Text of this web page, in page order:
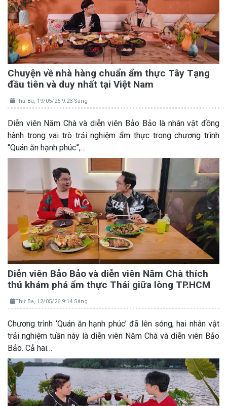
Chuyện về nhà hàng chuẩn ẩm thực Tây Tạng
đầu tiên và duy nhất tại Việt Nam
Thứ Ba, 19/05/26 9:23 Sáng
Diễn viên Năm Chà và diễn viên Bảo Bảo là nhân vật đồng
hành trong vai trò trải nghiệm ẩm thực trong chương trình
“Quán ăn hạnh phúc”,…
Diễn viên Bảo Bảo và diễn viên Năm Chà thích
thú khám phá ẩm thực Thái giữa lòng TP.HCM
Thứ Ba, 12/05/26 9:14 Sáng
Chương trình ‘Quán ăn hạnh phúc’ đã lên sóng, hai nhân vật
trải nghiệm tuần này là diễn viên Năm Chà và diễn viên Bảo
Bảo. Cả hai…